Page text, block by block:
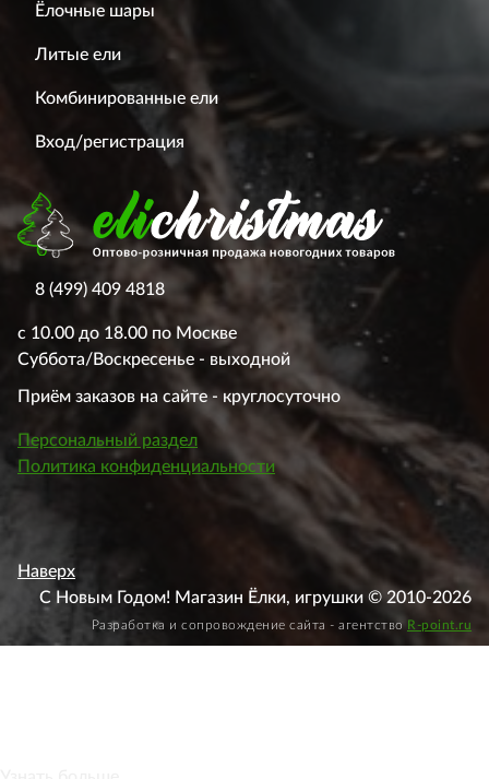
Ёлочные шары
Литые ели
Комбинированные ели
Вход/регистрация
8 (499) 409 4818
с 10.00 до 18.00 по Москве
Суббота/Воскресенье - выходной
Приём заказов на сайте - круглосуточно
Персональный раздел
Политика конфиденциальности
Наверх
С Новым Годом! Магазин Ёлки, игрушки © 2010-2026
Разработка и сопровождение сайта - агентство R-point.ru